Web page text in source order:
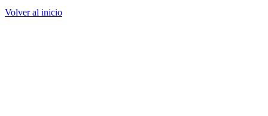
Volver al inicio